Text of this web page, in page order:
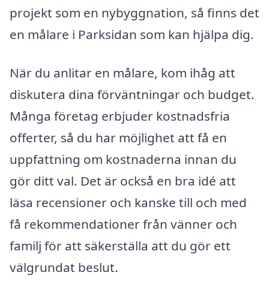
projekt som en nybyggnation, så finns det
en målare i Parksidan som kan hjälpa dig.
När du anlitar en målare, kom ihåg att
diskutera dina förväntningar och budget.
Många företag erbjuder kostnadsfria
offerter, så du har möjlighet att få en
uppfattning om kostnaderna innan du
gör ditt val. Det är också en bra idé att
läsa recensioner och kanske till och med
få rekommendationer från vänner och
familj för att säkerställa att du gör ett
välgrundat beslut.